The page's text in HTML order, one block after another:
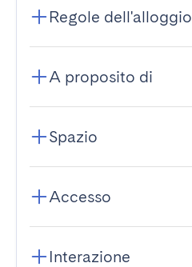
Regole dell'alloggio
A proposito di
Spazio
Accesso
Interazione